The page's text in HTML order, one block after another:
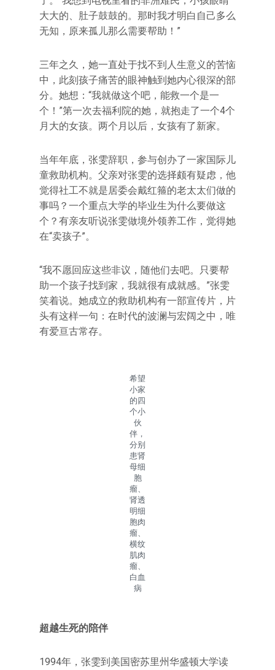
大大的、肚子鼓鼓的。那时我才明白自己多么
无知，原来孤儿那么需要帮助！”
三年之久，她一直处于找不到人生意义的苦恼
中，此刻孩子痛苦的眼神触到她内心很深的部
分。她想：“我就做这个吧，能救一个是一
个！”第一次去福利院的她，就抱走了一个4个
月大的女孩。两个月以后，女孩有了新家。
当年年底，张雯辞职，参与创办了一家国际儿
童救助机构。父亲对张雯的选择颇有疑虑，他
觉得社工不就是居委会戴红箍的老太太们做的
事吗？一个重点大学的毕业生为什么要做这
个？有亲友听说张雯做境外领养工作，觉得她
在“卖孩子”。
“我不愿回应这些非议，随他们去吧。只要帮
助一个孩子找到家，我就很有成就感。”张雯
笑着说。她成立的救助机构有一部宣传片，片
头有这样一句：在时代的波澜与宏阔之中，唯
有爱亘古常存。
希望
小家
的四
个小
伙
伴，
分别
患肾
母细
胞
瘤、
肾透
明细
胞肉
瘤、
横纹
肌肉
瘤、
白血
病
超越生死的陪伴
1994年，张雯到美国密苏里州华盛顿大学读